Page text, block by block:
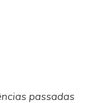
passadas